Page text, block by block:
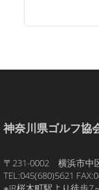
神奈川県ゴルフ協
〒231-0002 横浜市中
TEL:045(680)5621